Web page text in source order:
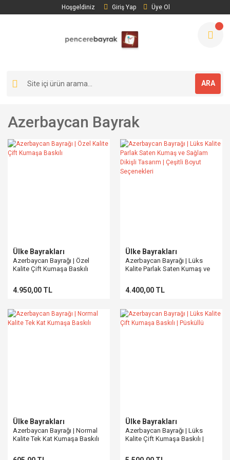
Hoşgeldiniz Giriş Yap Üye Ol
ARA
Azerbaycan Bayrak
Ülke Bayrakları
Azerbaycan Bayrağı | Özel
Kalite Çift Kumaşa Baskılı
4.950,00 TL
Ülke Bayrakları
Azerbaycan Bayrağı | Lüks
Kalite Parlak Saten Kumaş ve
4.400,00 TL
Ülke Bayrakları
Azerbaycan Bayrağı | Normal
Kalite Tek Kat Kumaşa Baskılı
Ülke Bayrakları
Azerbaycan Bayrağı | Lüks
Kalite Çift Kumaşa Baskılı |